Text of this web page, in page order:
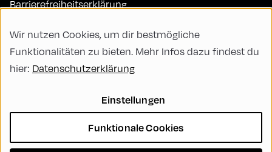
Barrierefreiheitserklärung
FAQs
Code of Conduct
Nachhaltigkeit
Vielfalt, Gleichberechtigung und Inklusion
Wir nutzen Cookies, um dir bestmögliche
Funktionalitäten zu bieten. Mehr Infos dazu findest du
hier: Datenschutzerklärung
Einstellungen
Funktionale Cookies